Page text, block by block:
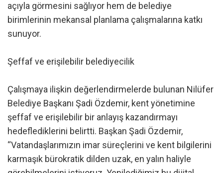
açıyla görmesini sağlıyor hem de belediye
birimlerinin mekansal planlama çalışmalarına katkı
sunuyor.
Şeffaf ve erişilebilir belediyecilik
Çalışmaya ilişkin değerlendirmelerde bulunan Nilüfer
Belediye Başkanı Şadi Özdemir, kent yönetimine
şeffaf ve erişilebilir bir anlayış kazandırmayı
hedeflediklerini belirtti. Başkan Şadi Özdemir,
“Vatandaşlarımızın imar süreçlerini ve kent bilgilerini
karmaşık bürokratik dilden uzak, en yalın haliyle